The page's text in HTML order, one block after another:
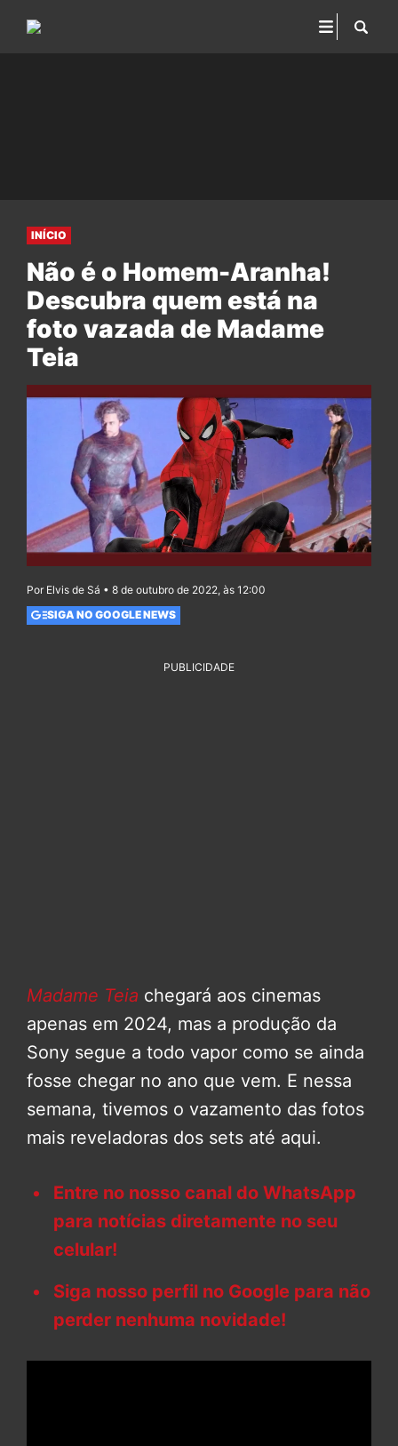
INÍCIO
Não é o Homem-Aranha!
Descubra quem está na
foto vazada de Madame
Teia
Por Elvis de Sá • 8 de outubro de 2022, às 12:00
SIGA NO GOOGLE NEWS
PUBLICIDADE
Madame Teia chegará aos cinemas
apenas em 2024, mas a produção da
Sony segue a todo vapor como se ainda
fosse chegar no ano que vem. E nessa
semana, tivemos o vazamento das fotos
mais reveladoras dos sets até aqui.
Entre no nosso canal do WhatsApp
para notícias diretamente no seu
celular!
Siga nosso perfil no Google para não
perder nenhuma novidade!